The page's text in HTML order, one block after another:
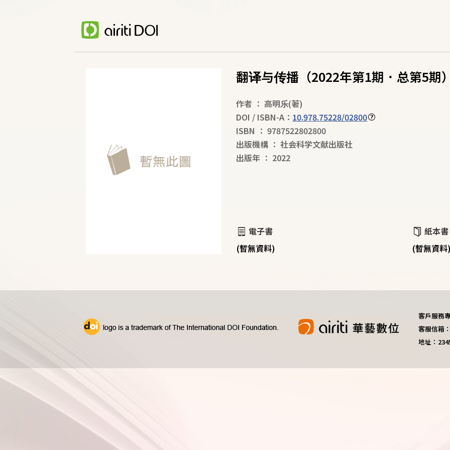
翻译与传播（2022年第1期．总第5期
作者 ： 高明乐(著)
DOI / ISBN-A： 10.978.75228/02800
ISBN ： 9787522802800
出版機構 ： 社会科学文献出版社
出版年 ： 2022
電子書
(暫無資料)
紙本書
(暫無資
客戶服務
客服信箱
地址：